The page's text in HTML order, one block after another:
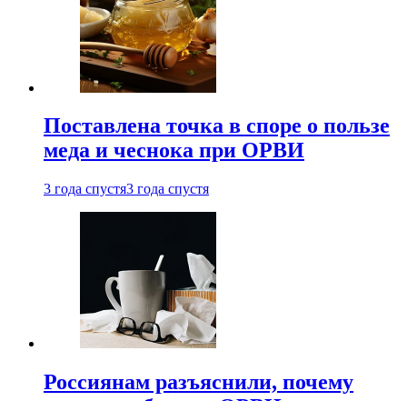
Поставлена точка в споре о пользе
меда и чеснока при ОРВИ
3 года спустя3 года спустя
Россиянам разъяснили, почему